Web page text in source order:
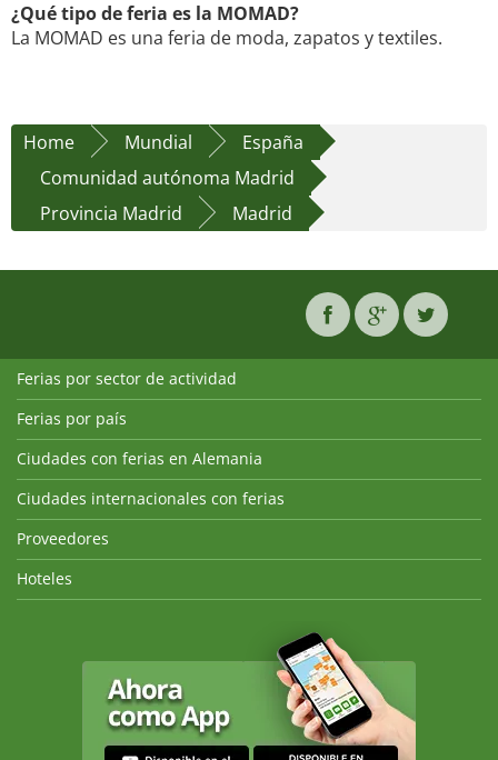
¿Qué tipo de feria es la MOMAD?
La MOMAD es una feria de moda, zapatos y textiles.
Home Mundial
España
Comunidad autónoma Madrid
Provincia Madrid
Madrid
Ferias por sector de actividad
Ferias por país
Ciudades con ferias en Alemania
Ciudades internacionales con ferias
Proveedores
Hoteles